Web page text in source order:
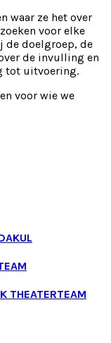
waar ze het over
voor elke
de doelgroep, de
de invulling en
tot uitvoering.
voor wie we
THEATERTEAM